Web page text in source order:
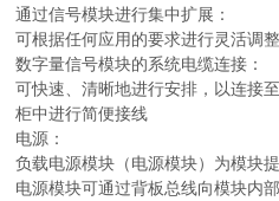
通过信号模块进行集中扩展：
可根据任何应用的要求进行灵活调整
数字量信号模块的系统电缆连接：
可快速、清晰地进行安排，以连接
柜中进行简便接线
电源：
负载电源模块（电源模块）为模块
电源模块可通过背板总线向模块内